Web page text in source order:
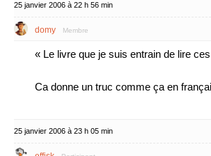
25 janvier 2006 à 22 h 56 min
domy Membre
« Le livre que je suis entrain de lire
Ca donne un truc comme ça en
25 janvier 2006 à 23 h 05 min